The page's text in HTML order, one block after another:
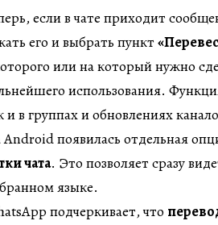
если в чате приходит
его и выбрать пункт
или на который нужно
использования.
и в группах и обновлениях
появилась отдельная
чата. Это позволяет сразу
языке.
подчеркивает, что